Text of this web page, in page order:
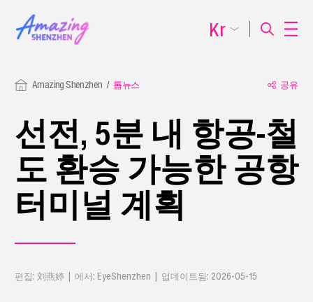
Amazing Shenzhen 톱뉴스 공유
선전, 5분 내 항공-철
도 환승 가능한 공항
터미널 계획
편집: 刘燕婷 | 에서: EyeShenzhen | 업데이트됨: 2026-05-15
Kr